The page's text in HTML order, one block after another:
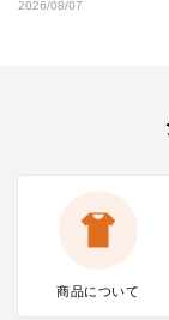
2026/08/07
商品について